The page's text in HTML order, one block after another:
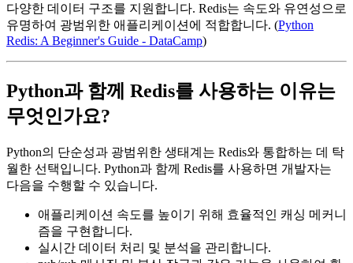
다양한 데이터 구조를 지원합니다. Redis는 속도와 유연성으로
유명하여 광범위한 애플리케이션에 적합합니다. (Python
Redis: A Beginner's Guide - DataCamp)
Python과 함께 Redis를 사용하는 이유는
무엇인가요?
Python의 단순성과 광범위한 생태계는 Redis와 통합하는 데 탁
월한 선택입니다. Python과 함께 Redis를 사용하면 개발자는
다음을 수행할 수 있습니다.
애플리케이션 속도를 높이기 위해 효율적인 캐싱 메커니
즘을 구현합니다.
실시간 데이터 처리 및 분석을 관리합니다.